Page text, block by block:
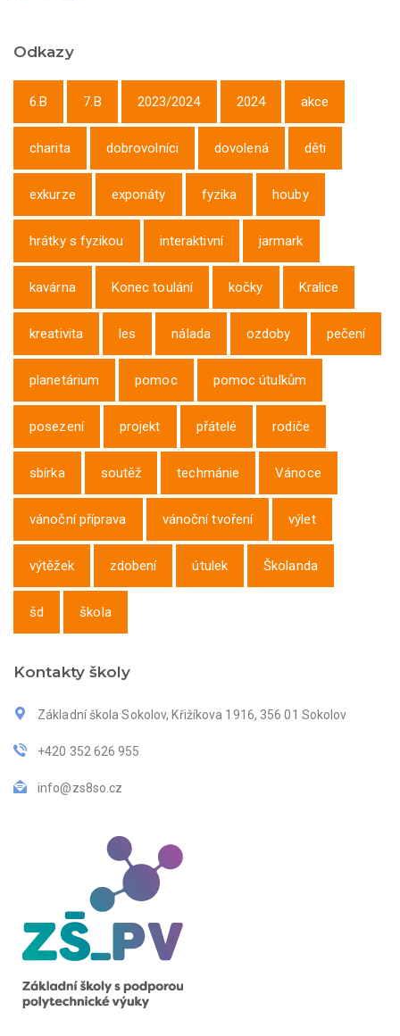
Odkazy
6.B 7.B 2023/2024 2024 akce
charita dobrovolníci dovolená děti
exkurze exponáty fyzika houby
hrátky s fyzikou interaktivní jarmark
kavárna Konec toulání kočky Kralice
kreativita les nálada ozdoby pečení
planetárium pomoc pomoc útulkům
posezení projekt přátelé rodiče
sbírka soutěž techmánie Vánoce
vánoční příprava vánoční tvoření výlet
výtěžek zdobení útulek Školanda
šd škola
Kontakty školy
Základní škola Sokolov, Křižíkova 1916, 356 01 Sokolov
+420 352 626 955
info@zs8so.cz